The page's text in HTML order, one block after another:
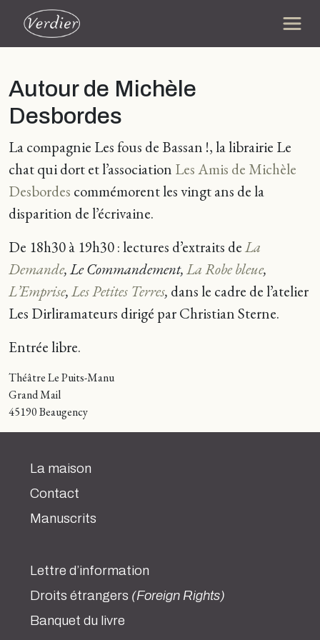
Autour de Michèle
Desbordes
La compagnie Les fous de Bassan !, la librairie Le
chat qui dort et l’association Les Amis de Michèle
Desbordes commémorent les vingt ans de la
disparition de l’écrivaine.
De 18h30 à 19h30 : lectures d’extraits deLa
Demande,Le Commandement,La Robe bleue,
L’Emprise,Les Petites Terres, dans le cadre de l’atelier
Les Dirliramateurs dirigé par Christian Sterne.
Entrée libre.
Théâtre Le Puits-Manu
Grand Mail
45190 Beaugency
La maison
Contact
Manuscrits
Lettre d’information
Droits étrangers (Foreign Rights)
Banquet du livre